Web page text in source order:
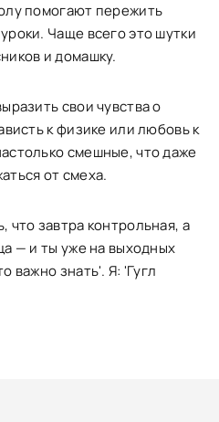
помогают пережить
Чаще всего это шутки
и домашку.
свои чувства о
к физике или любовь к
смешные, что даже
от смеха.
что завтра контрольная, а
— и ты уже на выходных
важно знать'. Я: 'Гугл